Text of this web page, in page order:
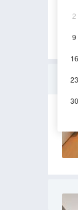
2
9
16
23
30